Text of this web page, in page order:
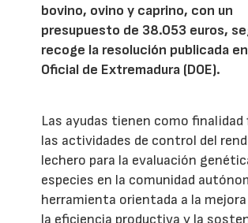
bovino, ovino y caprino, con un
presupuesto de 38.053 euros,
recoge la resolución publicada
Oficial de Extremadura (DOE).
Las ayudas tienen como
las actividades de control del
lechero para la evaluación
especies en la comunidad
herramienta orientada a la
la eficiencia productiva y la